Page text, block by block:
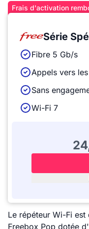
Frais d'activation
Série
Fibre 5 Gb/s
Appels vers
Sans
Wi-Fi 7
Le répéteur Wi-Fi
Freebox Pop dotée